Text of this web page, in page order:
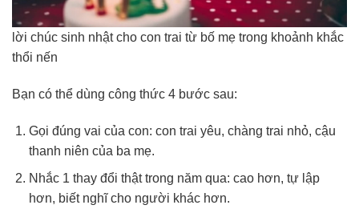
lời chúc sinh nhật cho con trai từ bố mẹ trong khoảnh khắc
thổi nến
Bạn có thể dùng công thức 4 bước sau:
Gọi đúng vai của con: con trai yêu, chàng trai nhỏ, cậu
thanh niên của ba mẹ.
Nhắc 1 thay đổi thật trong năm qua: cao hơn, tự lập
hơn, biết nghĩ cho người khác hơn.